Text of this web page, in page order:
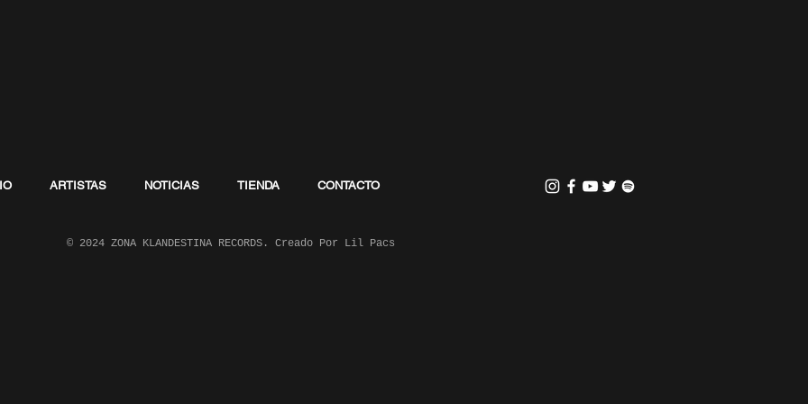
ARTISTAS NOTICIAS TIENDA CONTACTO
© 2024 ZONA KLANDESTINA RECORDS. Creado Por Lil Pacs